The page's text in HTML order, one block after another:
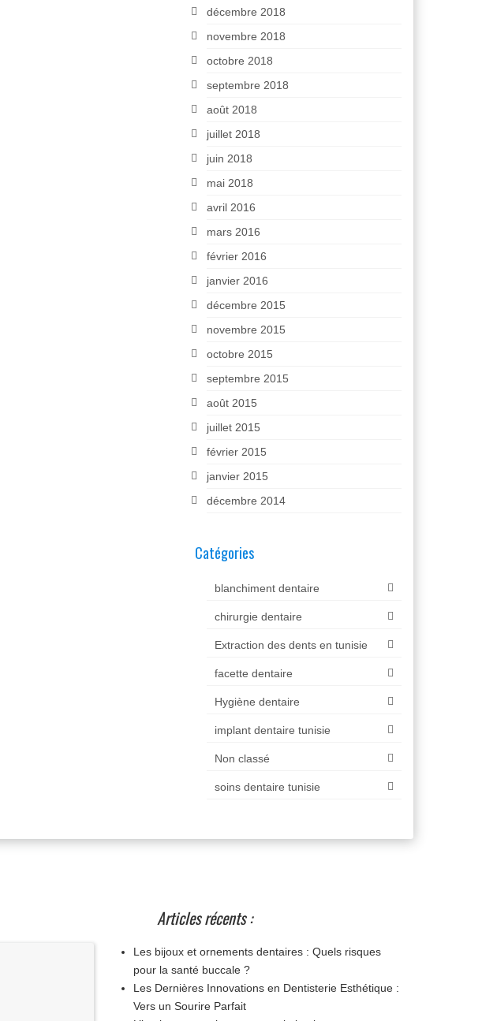
décembre 2018
novembre 2018
octobre 2018
septembre 2018
août 2018
juillet 2018
juin 2018
mai 2018
avril 2016
mars 2016
février 2016
janvier 2016
décembre 2015
novembre 2015
octobre 2015
septembre 2015
août 2015
juillet 2015
février 2015
janvier 2015
décembre 2014
Catégories
blanchiment dentaire
chirurgie dentaire
Extraction des dents en tunisie
facette dentaire
Hygiène dentaire
implant dentaire tunisie
Non classé
soins dentaire tunisie
Articles récents :
Les bijoux et ornements dentaires : Quels risques
pour la santé buccale ?
Les Dernières Innovations en Dentisterie Esthétique :
Vers un Sourire Parfait